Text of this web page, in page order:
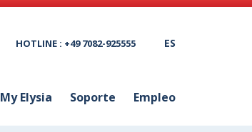
HOTLINE : +49 7082-925555 ES
My Elysia Soporte Empleo